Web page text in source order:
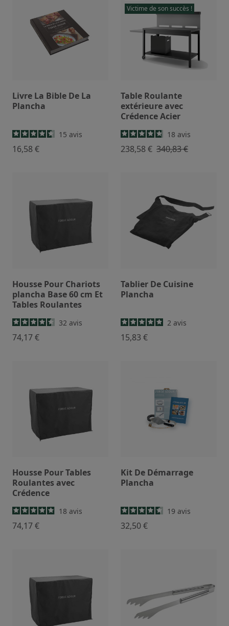
Livre La Bible De La
Plancha
15 avis
16,58 €
Victime de son succès !
Table Roulante
extérieure avec
Crédence Acier
18 avis
238,58 € 340,83 €
Housse Pour Chariots
plancha Base 60 cm Et
Tables Roulantes
32 avis
74,17 €
Tablier De Cuisine
Plancha
2 avis
15,83 €
Housse Pour Tables
Roulantes avec
Crédence
18 avis
74,17 €
Kit De Démarrage
Plancha
19 avis
32,50 €